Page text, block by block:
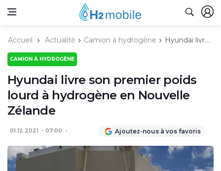
Accueil Actualité Camion à hydrogène Hyundai livre son premier poids lourd à hydrogène en Nouvelle Zélande
CAMION À HYDROGÈNE
Hyundai livre son premier poids
lourd à hydrogène en Nouvelle
Zélande
01.12.2021 07:00 Ajoutez-nous à vos favoris